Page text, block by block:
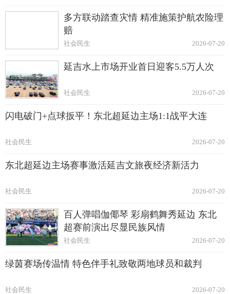
多方联动踏查灾情 精准施策护航农险理
赔
2026-07-20
社会民生
延吉水上市场开业首日迎客5.5万人次
2026-07-20
社会民生
闪电破门+点球扳平！东北超延边主场1:1战平大连
2026-07-20
社会民生
东北超延边主场赛事激活延吉文旅夜经济新活力
2026-07-20
社会民生
百人弹唱伽倻琴 彩扇鹤舞秀延边 东北
超赛前演出尽显民族风情
2026-07-20
社会民生
绿茵赛场传温情 特色伴手礼致敬两地球员和裁判
2026-07-20
社会民生